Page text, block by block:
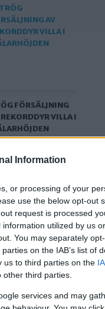
Information
or processing of your
use the below opt-out
request is processed
utilized by us
You may separately
on the IAB’s list of
us to third parties on the
third parties.
services and may
FÖRSÄLJNING
VILLA I
STOR
PÅ
LÄGENHETER